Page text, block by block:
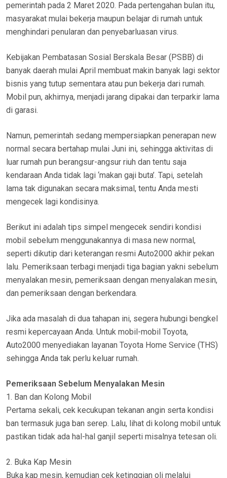
pemerintah pada 2 Maret 2020. Pada pertengahan bulan itu,
masyarakat mulai bekerja maupun belajar di rumah untuk
menghindari penularan dan penyebarluasan virus.
Kebijakan Pembatasan Sosial Berskala Besar (PSBB) di
banyak daerah mulai April membuat makin banyak lagi sektor
bisnis yang tutup sementara atau pun bekerja dari rumah.
Mobil pun, akhirnya, menjadi jarang dipakai dan terparkir lama
di garasi.
Namun, pemerintah sedang mempersiapkan penerapan new
normal secara bertahap mulai Juni ini, sehingga aktivitas di
luar rumah pun berangsur-angsur riuh dan tentu saja
kendaraan Anda tidak lagi ‘makan gaji buta’. Tapi, setelah
lama tak digunakan secara maksimal, tentu Anda mesti
mengecek lagi kondisinya.
Berikut ini adalah tips simpel mengecek sendiri kondisi
mobil sebelum menggunakannya di masa new normal,
seperti dikutip dari keterangan resmi Auto2000 akhir pekan
lalu. Pemeriksaan terbagi menjadi tiga bagian yakni sebelum
menyalakan mesin, pemeriksaan dengan menyalakan mesin,
dan pemeriksaan dengan berkendara.
Jika ada masalah di dua tahapan ini, segera hubungi bengkel
resmi kepercayaan Anda. Untuk mobil-mobil Toyota,
Auto2000 menyediakan layanan Toyota Home Service (THS)
sehingga Anda tak perlu keluar rumah.
Pemeriksaan Sebelum Menyalakan Mesin
1. Ban dan Kolong Mobil
Pertama sekali, cek kecukupan tekanan angin serta kondisi
ban termasuk juga ban serep. Lalu, lihat di kolong mobil untuk
pastikan tidak ada hal-hal ganjil seperti misalnya tetesan oli.
2. Buka Kap Mesin
Buka kap mesin, kemudian cek ketinggian oli melalui